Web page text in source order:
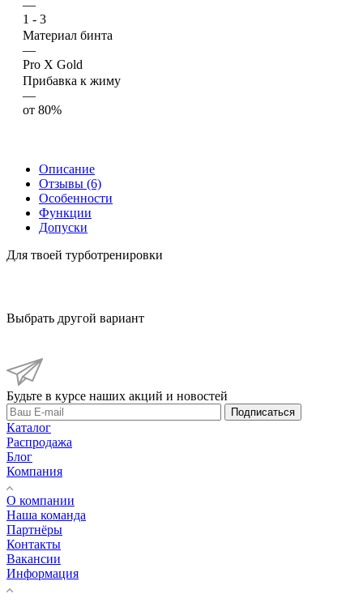
—
1 - 3
Материал бинта
—
Pro X Gold
Прибавка к жиму
—
от 80%
Описание
Отзывы (6)
Особенности
Функции
Допуски
Для твоей турботренировки
Выбрать другой вариант
Будьте в курсе наших акций и новостей
Подписаться
Каталог
Распродажа
Блог
Компания
О компании
Наша команда
Партнёры
Контакты
Вакансии
Информация